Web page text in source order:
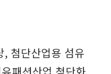
, 첨단산업용 섬유
패션산업 첨단화